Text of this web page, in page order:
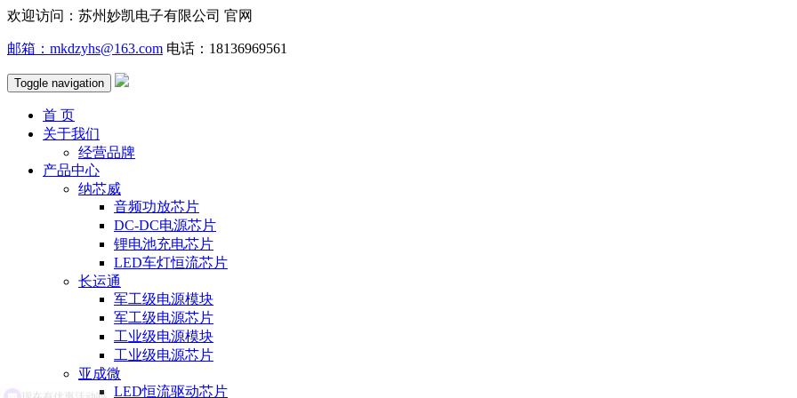
欢迎访问：苏州妙凯电子有限公司 官网
邮箱：mkdzyhs@163.com 电话：18136969561
Toggle navigation
首 页
关于我们
经营品牌
产品中心
纳芯威
音频功放芯片
DC-DC电源芯片
锂电池充电芯片
LED车灯恒流芯片
长运通
军工级电源模块
军工级电源芯片
工业级电源模块
工业级电源芯片
亚成微
LED恒流驱动芯片